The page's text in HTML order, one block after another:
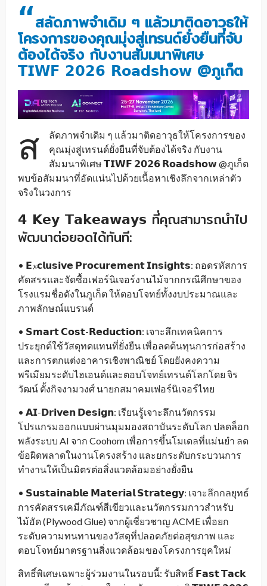
“สลัดภาพจำเดิม ๆ แล้วมาติดอาวุธให้
โครงการของคุณมุ่งสู่เทรนด์ยั่งยืนที่จับ
ต้องได้จริง กับงานสัมมนาพิเศษ
𝗧𝗜𝗪𝗙 𝟮𝟬𝟮𝟲 𝗥𝗼𝗮𝗱𝘀𝗵𝗼𝘄 @ภูเก็ต
ส
ลัดภาพจำเดิม ๆ แล้วมาติดอาวุธให้โครงการของ
คุณมุ่งสู่เทรนด์ยั่งยืนที่จับต้องได้จริง กับงาน
สัมมนาพิเศษ 𝗧𝗜𝗪𝗙 𝟮𝟬𝟮𝟲 𝗥𝗼𝗮𝗱𝘀𝗵𝗼𝘄 @ภูเก็ต
พบข้อสัมมนาที่อัดแน่นไปด้วยเนื้อหาเชิงลึกจากเหล่าตัว
จริงในวงการ
𝟰 𝗞𝗲𝘆 𝗧𝗮𝗸𝗲𝗮𝘄𝗮𝘆𝘀 ที่คุณสามารถนำไป
พัฒนาต่อยอดได้ทันที:
• 𝗘𝔁𝗰𝗹𝘂𝘀𝗶𝘃𝗲 𝗣𝗿𝗼𝗰𝘂𝗿𝗲𝗺𝗲𝗻𝘁 𝗜𝗻𝘀𝗶𝗴𝗵𝘁𝘀: ถอดรหัสการ
คัดสรรและจัดซื้อเฟอร์นิเจอร์งานไม้จากกรณีศึกษาของ
โรงแรมชื่อดังในภูเก็ต ให้ตอบโจทย์ทั้งงบประมาณและ
ภาพลักษณ์แบรนด์
• 𝗦𝗺𝗮𝗿𝘁 𝗖𝗼𝘀𝘁-𝗥𝗲𝗱𝘂𝗰𝘁𝗶𝗼𝗻: เจาะลึกเทคนิคการ
ประยุกต์ใช้วัสดุทดแทนที่ยั่งยืน เพื่อลดต้นทุนการก่อสร้าง
และการตกแต่งอาคารเชิงพาณิชย์ โดยยังคงความ
พรีเมียมระดับไฮเอนด์และตอบโจทย์เทรนด์โลกโดย จิร
วัฒน์ ตั้งกิจงามวงศ์ นายกสมาคมเฟอร์นิเจอร์ไทย
• 𝗔𝗜-𝗗𝗿𝗶𝘃𝗲𝗻 𝗗𝗲𝘀𝗶𝗴𝗻: เรียนรู้เจาะลึกนวัตกรรม
โปรแกรมออกแบบผ่านมุมมองสถาบันระดับโลก ปลดล็อก
พลังระบบ AI จาก Coohom เพื่อการขึ้นโมเดลที่แม่นยำ ลด
ข้อผิดพลาดในงานโครงสร้าง และยกระดับกระบวนการ
ทำงานให้เป็นมิตรต่อสิ่งแวดล้อมอย่างยั่งยืน
• 𝗦𝘂𝘀𝘁𝗮𝗶𝗻𝗮𝗯𝗹𝗲 𝗠𝗮𝘁𝗲𝗿𝗶𝗮𝗹 𝗦𝘁𝗿𝗮𝘁𝗲𝗴𝘆: เจาะลึกกลยุทธ์
การคัดสรรเคมีภัณฑ์สีเขียวและนวัตกรรมกาวสำหรับ
ไม้อัด (Plywood Glue) จากผู้เชี่ยวชาญ ACME เพื่อยก
ระดับความทนทานของวัสดุที่ปลอดภัยต่อสุขภาพ และ
ตอบโจทย์มาตรฐานสิ่งแวดล้อมของโครงการยุคใหม่
สิทธิ์พิเศษเฉพาะผู้ร่วมงานในรอบนี้: รับสิทธิ์ 𝗙𝗮𝘀𝘁 𝗧𝗮𝗰𝗸